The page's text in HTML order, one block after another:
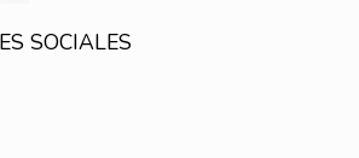
SOCIALES